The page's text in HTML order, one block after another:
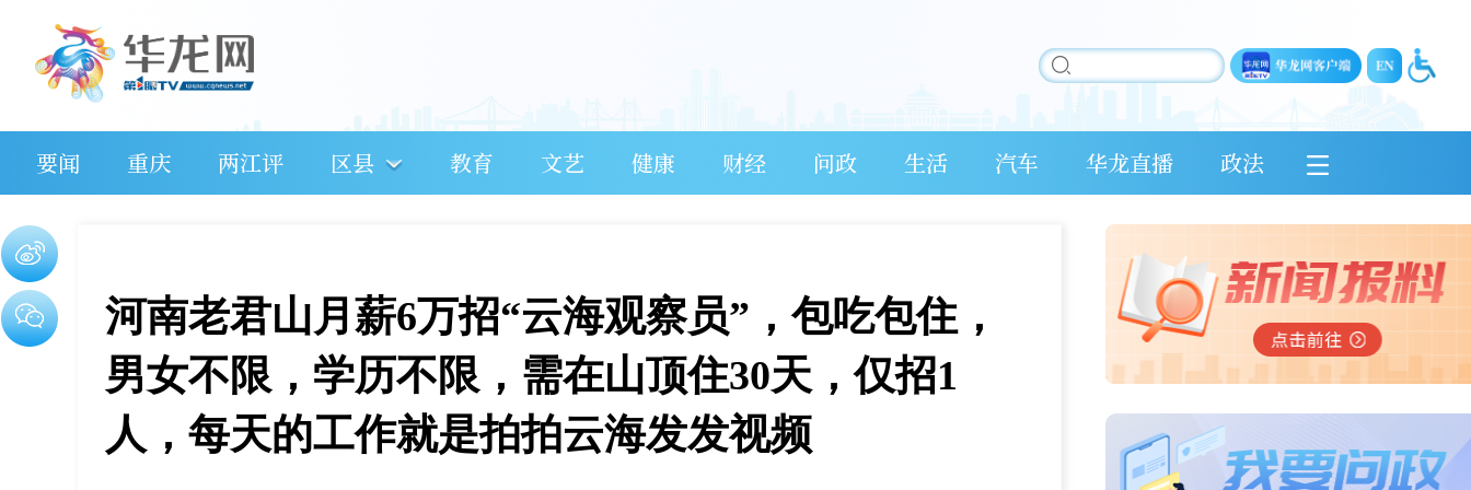
要闻 重庆 两江评 区县 教育 文艺 健康 财经 问政 生活 汽车 华龙直播 政法
河南老君山月薪6万招“云海观察员”，包吃包住，
男女不限，学历不限，需在山顶住30天，仅招1
人，每天的工作就是拍拍云海发发视频